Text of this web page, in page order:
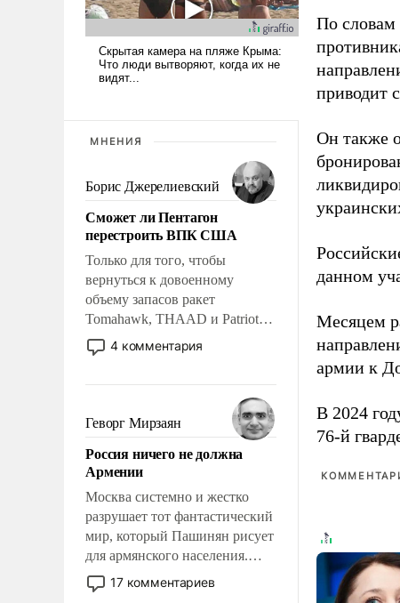
МНЕНИЯ
Борис Джерелиевский
Сможет ли Пентагон
перестроить ВПК США
Только для того, чтобы
вернуться к довоенному
объему запасов ракет
Tomahawk, THAAD и Patriot
США потребуется более трех
лет. Даже небольшая война с
Сложившаяся ситуация
означает многолетний период
уязвимости США, например,
перед Китаем.
4 комментария
Геворг Мирзаян
Россия ничего не должна
Армении
Москва системно и жестко
разрушает тот фантастический
мир, который Пашинян рисует
для армянского населения.
Мир, где политические
прожекты будут безусловно
17 комментариев
По словам
приводит
Он также
данном
Месяцем
армии к
В 2024
76-й